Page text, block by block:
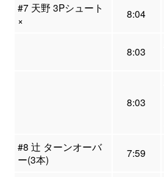
#7 天野 3Pシュート
×
8:04
8:03
8:03
#8 辻 ターンオーバ
ー(3本)
7:59